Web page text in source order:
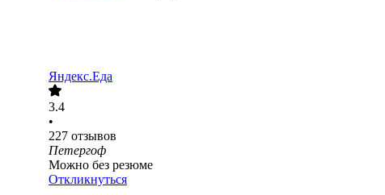
Яндекс.Еда
3.4
•
227 отзывов
Петергоф
Можно без резюме
Откликнуться